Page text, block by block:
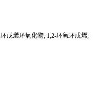
戊烯环氧化物; 1,2-环氧环戊烯;